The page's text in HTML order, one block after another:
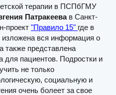
терапии в ПСПбГМУ
Патракеевав Санкт-
проект "Правило 15" где в
вся информация о
также представлена
для пациентов. Подростки и
не только
социальную и
очень болеет за свое